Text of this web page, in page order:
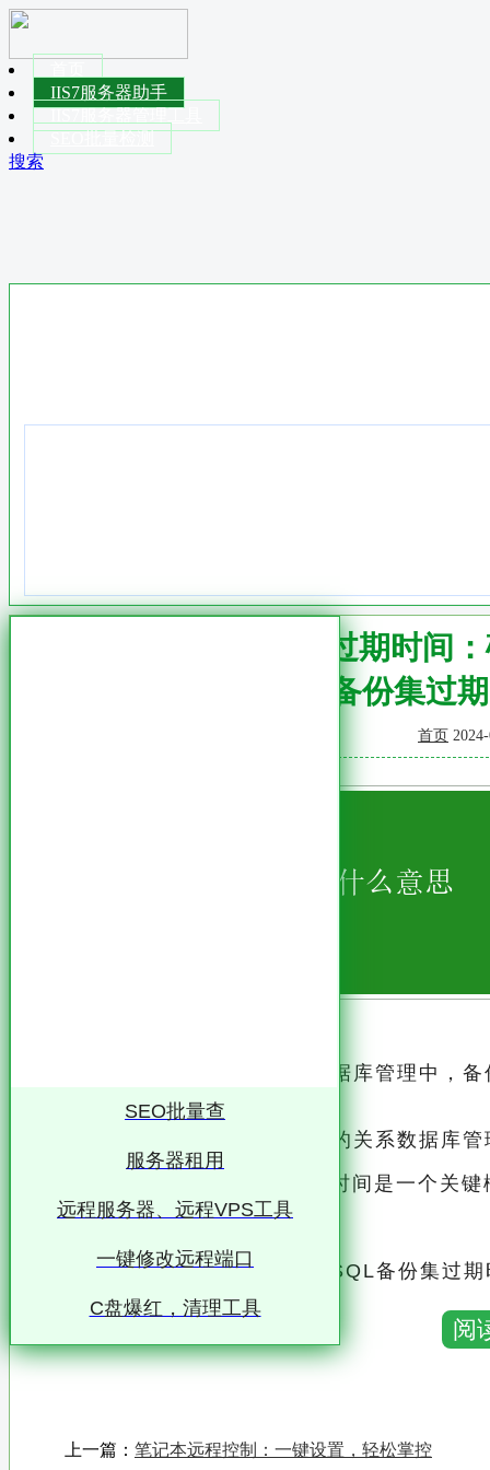
IIS7服务器助手
搜索
SQL备份集过期时间
sql备份集过
首页
SQL备份集过期时间解析 在数据库管理中，
性和可恢复性
SQL Server 作为广泛使用的关系数据库管
在这些功能中，备份集过期时间是一个关键
本文将从专业角度详细解析SQL备份集过期
这些文件用于存储数据库的完整备份、差异备
一旦备份集达到其设定的过期时间，系统将
阅
上一篇： 笔记本远程控制：一键设置，轻松掌控
SEO批量查
服务器租用
远程服务器、远程VPS工具
一键修改远程端口
C盘爆红，清理工具